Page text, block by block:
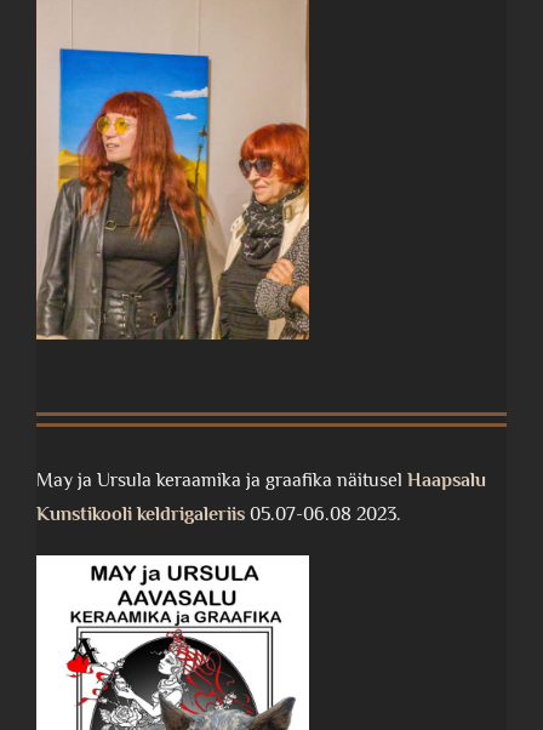
May ja Ursula keraamika ja graafika näitusel Haapsalu
Kunstikooli keldrigaleriis 05.07-06.08 2023.